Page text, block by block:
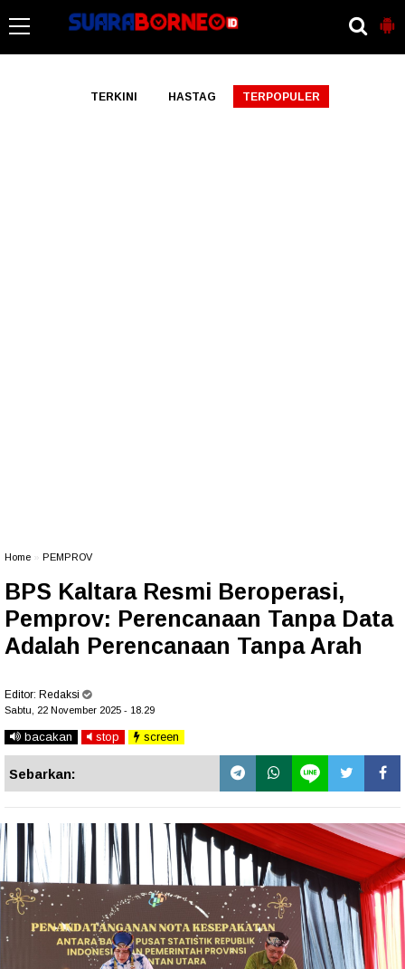
TERKINI HASTAG TERPOPULER
Home PEMPROV
BPS Kaltara Resmi Beroperasi,
Pemprov: Perencanaan Tanpa Data
Adalah Perencanaan Tanpa Arah
Editor: Redaksi
Sabtu, 22 November 2025 - 18.29
bacakan stop screen
Sebarkan: